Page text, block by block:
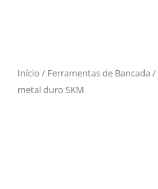
Início / Ferramentas de Bancada /
metal duro SKM